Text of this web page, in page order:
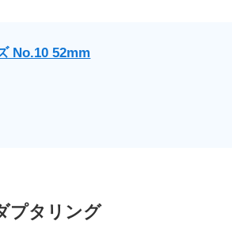
No.10 52mm
プタリング